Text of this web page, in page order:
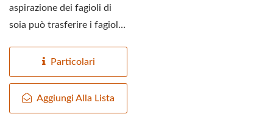
aspirazione dei fagioli di
soia può trasferire i fagioli
Particolari
Aggiungi Alla Lista